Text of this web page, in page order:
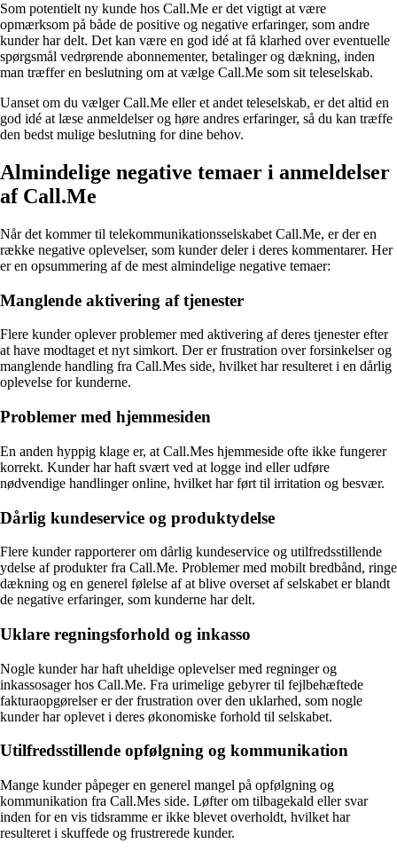
Som potentielt ny kunde hos Call.Me er det vigtigt at være
opmærksom på både de positive og negative erfaringer, som andre
kunder har delt. Det kan være en god idé at få klarhed over eventuelle
spørgsmål vedrørende abonnementer, betalinger og dækning, inden
man træffer en beslutning om at vælge Call.Me som sit teleselskab.
Uanset om du vælger Call.Me eller et andet teleselskab, er det altid en
god idé at læse anmeldelser og høre andres erfaringer, så du kan træffe
den bedst mulige beslutning for dine behov.
Almindelige negative temaer i anmeldelser
af Call.Me
Når det kommer til telekommunikationsselskabet Call.Me, er der en
række negative oplevelser, som kunder deler i deres kommentarer. Her
er en opsummering af de mest almindelige negative temaer:
Manglende aktivering af tjenester
Flere kunder oplever problemer med aktivering af deres tjenester efter
at have modtaget et nyt simkort. Der er frustration over forsinkelser og
manglende handling fra Call.Mes side, hvilket har resulteret i en dårlig
oplevelse for kunderne.
Problemer med hjemmesiden
En anden hyppig klage er, at Call.Mes hjemmeside ofte ikke fungerer
korrekt. Kunder har haft svært ved at logge ind eller udføre
nødvendige handlinger online, hvilket har ført til irritation og besvær.
Dårlig kundeservice og produktydelse
Flere kunder rapporterer om dårlig kundeservice og utilfredsstillende
ydelse af produkter fra Call.Me. Problemer med mobilt bredbånd, ringe
dækning og en generel følelse af at blive overset af selskabet er blandt
de negative erfaringer, som kunderne har delt.
Uklare regningsforhold og inkasso
Nogle kunder har haft uheldige oplevelser med regninger og
inkassosager hos Call.Me. Fra urimelige gebyrer til fejlbehæftede
fakturaopgørelser er der frustration over den uklarhed, som nogle
kunder har oplevet i deres økonomiske forhold til selskabet.
Utilfredsstillende opfølgning og kommunikation
Mange kunder påpeger en generel mangel på opfølgning og
kommunikation fra Call.Mes side. Løfter om tilbagekald eller svar
inden for en vis tidsramme er ikke blevet overholdt, hvilket har
resulteret i skuffede og frustrerede kunder.